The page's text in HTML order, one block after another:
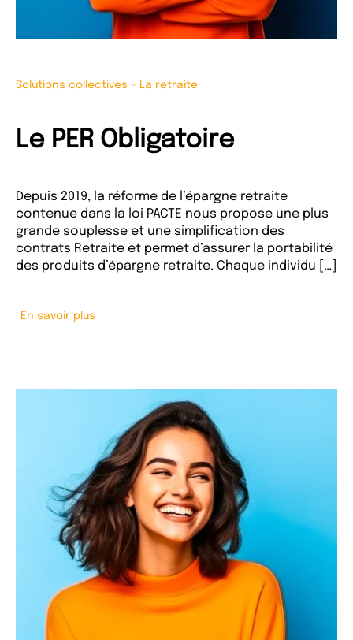
Solutions collectives - La retraite
Le PER Obligatoire
Depuis 2019, la réforme de l’épargne retraite
contenue dans la loi PACTE nous propose une plus
grande souplesse et une simplification des
contrats Retraite et permet d’assurer la portabilité
des produits d’épargne retraite. Chaque individu […]
En savoir plus